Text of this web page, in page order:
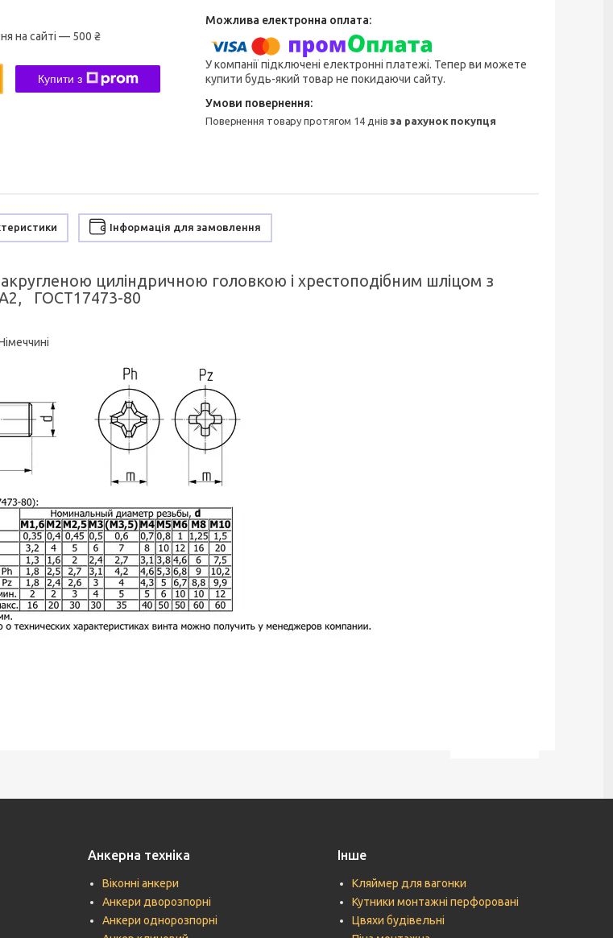
на сайті — 500 ₴
Купити з
У компанії підключені електронні платежі. Тепер ви можете
купити будь-який товар не покидаючи сайту.
повернення товару протягом 14 днівза рахунок покупця
Інформація для замовлення
циліндричною головкою і хрестоподібним шліцом з
А2, ГОСТ17473-80
Анкерна техніка
Віконні анкери
Анкери дворозпорні
Анкери однорозпорні
Інше
Кляймер для вагонки
Кутники монтажні перфоровані
Цвяхи будівельні